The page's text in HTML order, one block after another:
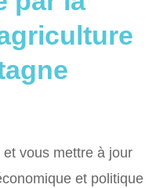
vous mettre à jour
et politique